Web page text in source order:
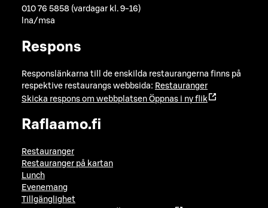
010 76 5858 (vardagar kl. 9-16)
lna/msa
Respons
Responslänkarna till de enskilda restaurangerna finns på
respektive restaurangs webbsida: Restauranger
Skicka respons om webbplatsen Öppnas i ny flik
Raflaamo.fi
Restauranger
Restauranger på kartan
Lunch
Evenemang
Tillgänglighet